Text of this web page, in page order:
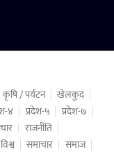
कृषि / पर्यटन
खेलकुद
४ प्रदेश-५
प्रदेश-७
राजनीति
विश्व समाचार
समाज